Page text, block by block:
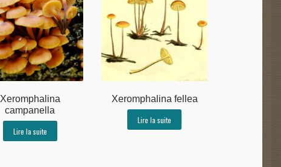
Xeromphalina
campanella
Lire la suite
Xeromphalina fellea
Lire la suite